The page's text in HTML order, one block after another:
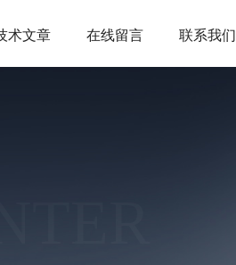
术文章 在线留言 联系我们